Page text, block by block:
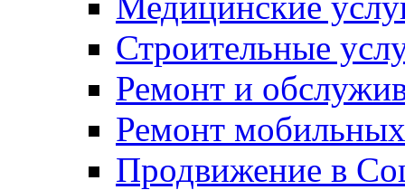
Строительные
Ремонт и
Ремонт
Продвижение в